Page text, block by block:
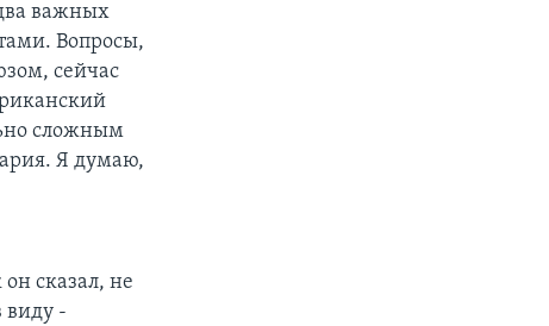
важных
Вопросы,
сейчас
сложным
Я думаю,
сказал, не
виду -